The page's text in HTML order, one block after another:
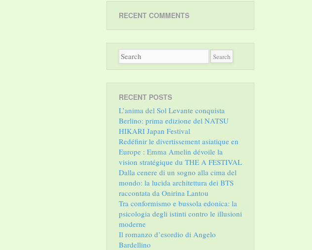
RECENT COMMENTS
RECENT POSTS
L’anima del Sol Levante conquista
Berlino: prima edizione del NATSU
HIKARI Japan Festival
Redéfinir le divertissement asiatique en
Europe : Emma Amelin dévoile la
vision stratégique du THE A FESTIVAL
Dalla cenere di un sogno alla cima del
mondo: la lucida architettura dei BTS
raccontata da Onirina Lantou
Tra conformismo e bussola edonica: la
psicologia degli istinti contro le illusioni
moderne
Il romanzo d’esordio di Angelo
Bardellino